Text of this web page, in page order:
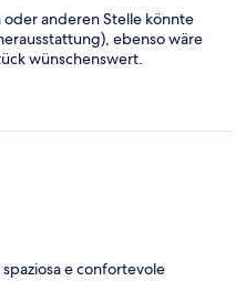
oder anderen Stelle könnte
ebenso wäre
wünschenswert.
e confortevole